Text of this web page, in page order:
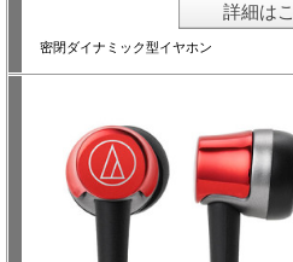
詳細は
密閉ダイナミック型イヤホン